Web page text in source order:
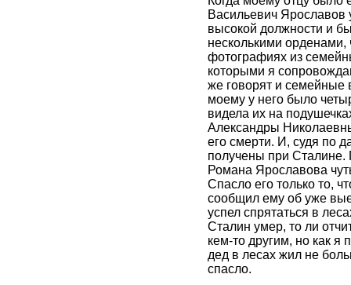
Васильевич Ярославов
высокой должности и
несколькими орденами,
фотографиях из
которыми я
же говорят и семейные
моему у него было
видела их на
Александры
его смерти. И, судя по
получены при
Романа Ярославова
Спасло его только то,
сообщил ему об уже
успел спрятаться в
Сталин умер, то ли
кем-то другим, но как я
дед в лесах жил не
спасло.